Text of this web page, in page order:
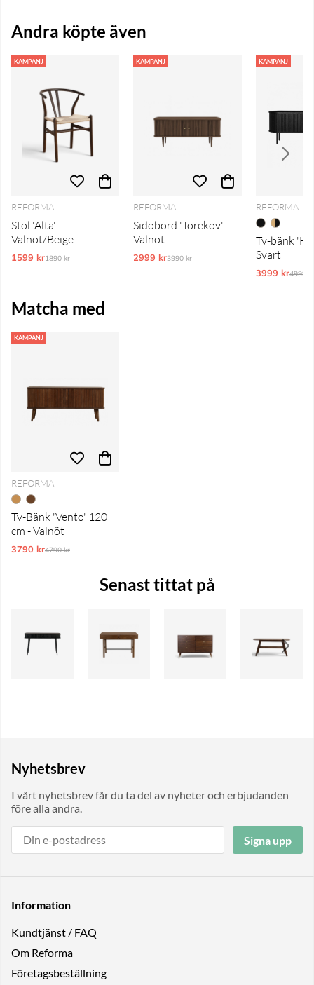
Andra köpte även
KAMPANJ
REFORMA
Stol 'Alta' -
Valnöt/Beige
1599 krOrdinarie pris:
1890 kr
KAMPANJ
REFORMA
Sidobord 'Torekov' -
Valnöt
2999 krOrdinarie pris:
3990 kr
KAMPANJ
REFORMA
Tv-bänk
Svart
3999 kr4999 kr
Matcha med
KAMPANJ
REFORMA
Tv-Bänk 'Vento' 120
cm - Valnöt
3790 krOrdinarie pris:
4790 kr
Senast tittat på
Nyhetsbrev
I vårt nyhetsbrev får du ta del av nyheter och erbjudanden
före alla andra.
Signa upp
Information
Kundtjänst / FAQ
Om Reforma
Företagsbeställning